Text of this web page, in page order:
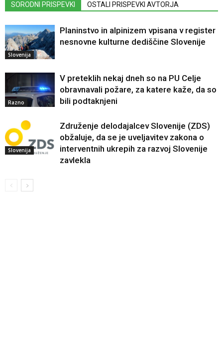
SORODNI PRISPEVKI OSTALI PRISPEVKI AVTORJA
Slovenija
Planinstvo in alpinizem vpisana v register
nesnovne kulturne dediščine Slovenije
Razno
V preteklih nekaj dneh so na PU Celje
obravnavali požare, za katere kaže, da so
bili podtaknjeni
Slovenija
Združenje delodajalcev Slovenije (ZDS)
obžaluje, da se je uveljavitev zakona o
interventnih ukrepih za razvoj Slovenije
zavlekla